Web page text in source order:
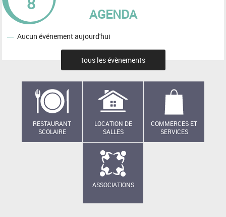
AGENDA
Aucun événement aujourd'hui
tous les évènements
RESTAURANT
SCOLAIRE
LOCATION DE
SALLES
COMMERCES ET
SERVICES
ASSOCIATIONS